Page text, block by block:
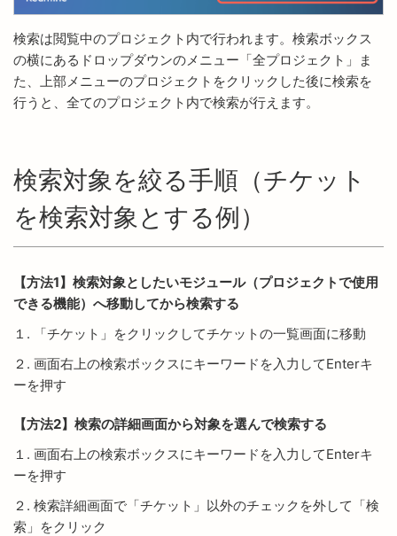
検索は閲覧中のプロジェクト内で行われます。検索ボックス
の横にあるドロップダウンのメニュー「全プロジェクト」ま
た、上部メニューのプロジェクトをクリックした後に検索を
行うと、全てのプロジェクト内で検索が行えます。
検索対象を絞る手順（チケット
を検索対象とする例）
【方法1】検索対象としたいモジュール（プロジェクトで使用
できる機能）へ移動してから検索する
１. 「チケット」をクリックしてチケットの一覧画面に移動
２. 画面右上の検索ボックスにキーワードを入力してEnterキ
ーを押す
【方法2】検索の詳細画面から対象を選んで検索する
１. 画面右上の検索ボックスにキーワードを入力してEnterキ
ーを押す
２. 検索詳細画面で「チケット」以外のチェックを外して「検
索」をクリック